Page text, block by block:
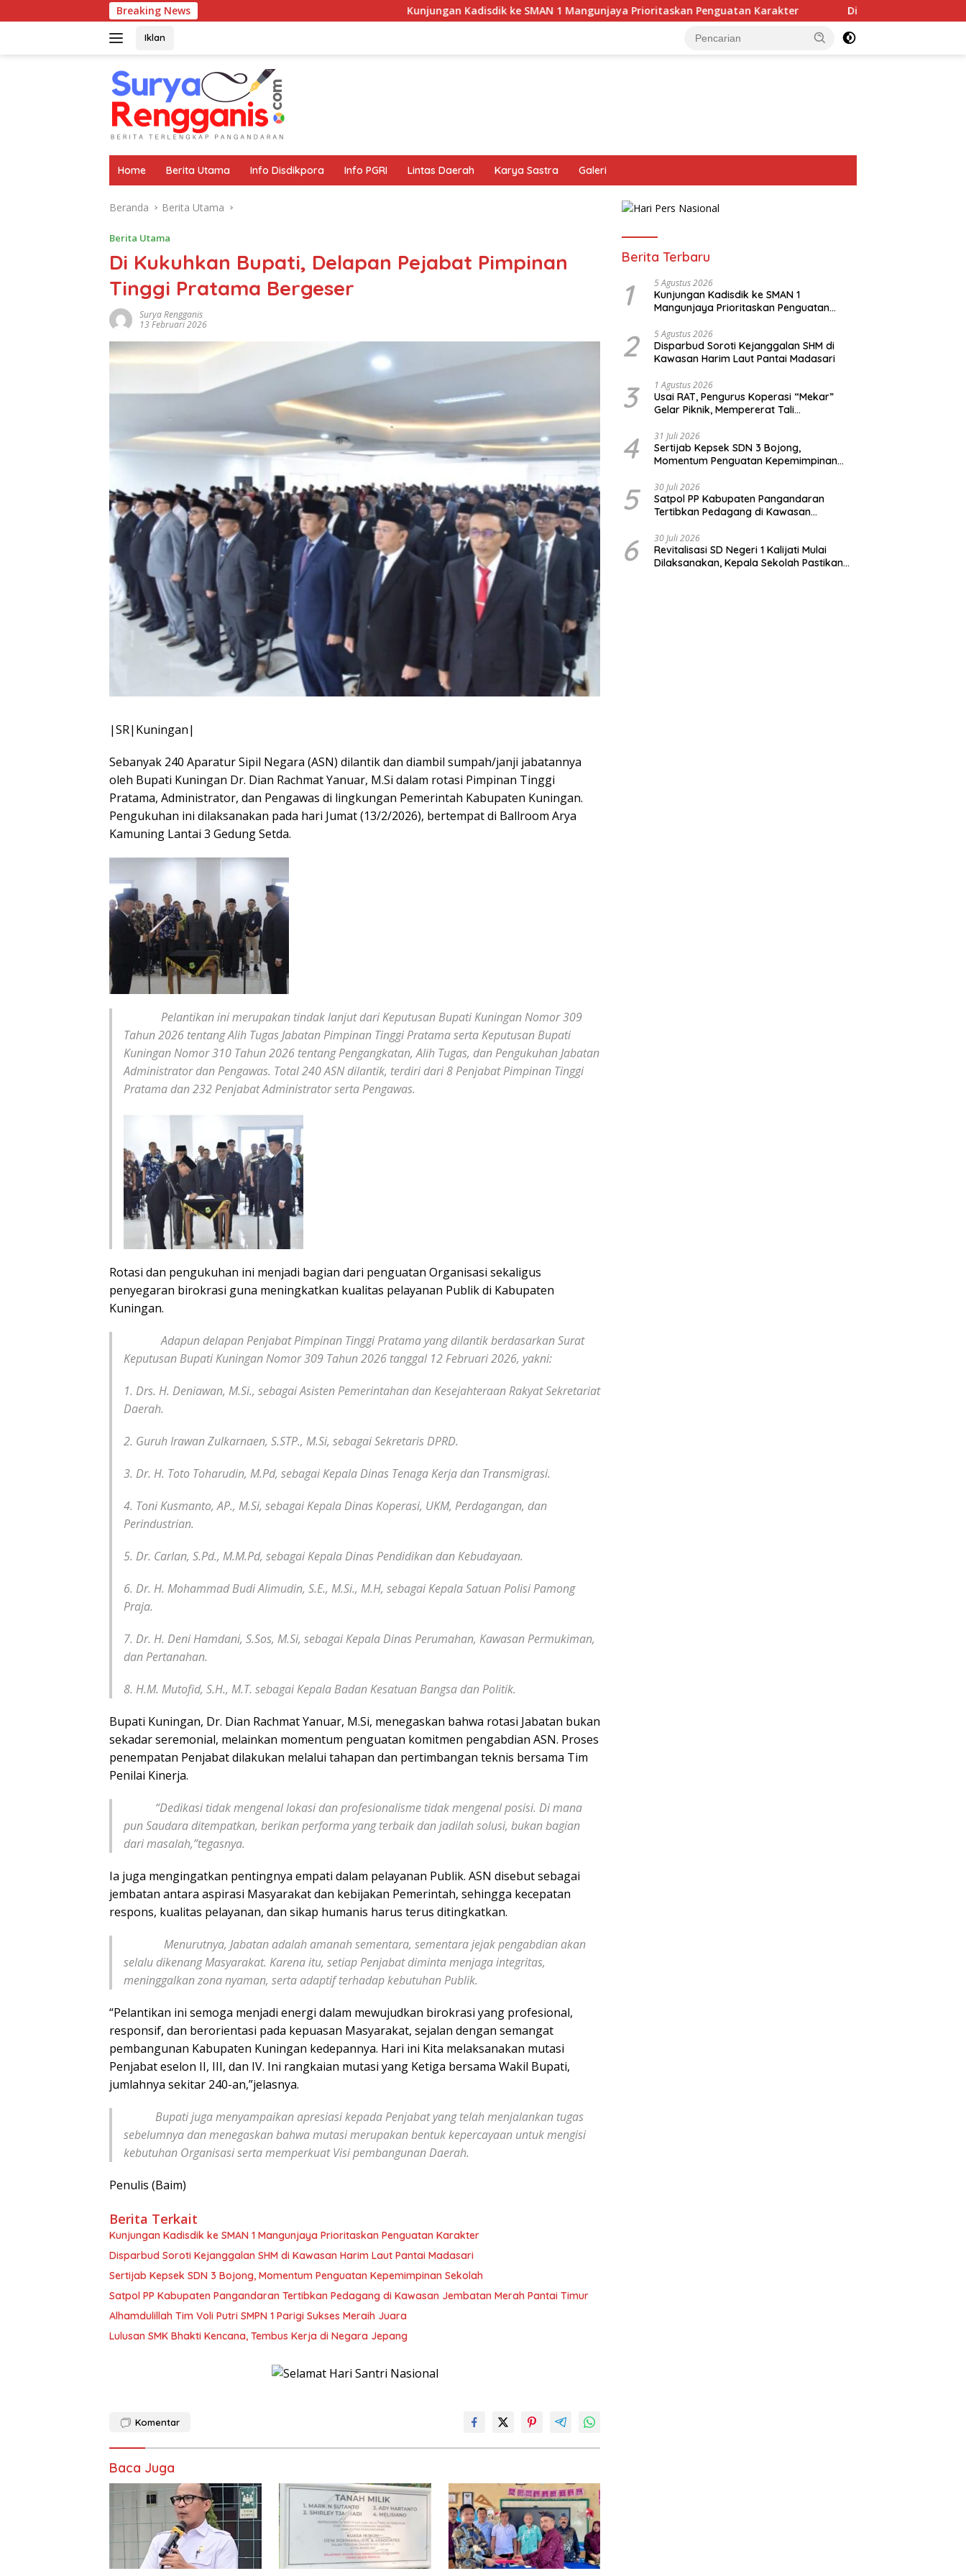
ke
Breaking News Kunjungan Kadisdik ke SMAN 1 Mangunjaya Prioritaskan Penguatan Karakter Disparbud Soroti Kejanggalan SHM di
Iklan
Home Berita Utama Info Disdikpora Info PGRI Lintas Daerah Karya Sastra Galeri
Beranda Berita Utama
Berita Utama
Di Kukuhkan Bupati, Delapan Pejabat Pimpinan
Tinggi Pratama Bergeser
Surya Rengganis
13 Februari 2026
|SR|Kuningan|
Sebanyak 240 Aparatur Sipil Negara (ASN) dilantik dan diambil sumpah/janji jabatannya
oleh Bupati Kuningan Dr. Dian Rachmat Yanuar, M.Si dalam rotasi Pimpinan Tinggi
Pratama, Administrator, dan Pengawas di lingkungan Pemerintah Kabupaten Kuningan.
Pengukuhan ini dilaksanakan pada hari Jumat (13/2/2026), bertempat di Ballroom Arya
Kamuning Lantai 3 Gedung Setda.
Pelantikan ini merupakan tindak lanjut dari Keputusan Bupati Kuningan Nomor 309
Tahun 2026 tentang Alih Tugas Jabatan Pimpinan Tinggi Pratama serta Keputusan Bupati
Kuningan Nomor 310 Tahun 2026 tentang Pengangkatan, Alih Tugas, dan Pengukuhan Jabatan
Administrator dan Pengawas. Total 240 ASN dilantik, terdiri dari 8 Penjabat Pimpinan Tinggi
Pratama dan 232 Penjabat Administrator serta Pengawas.
Rotasi dan pengukuhan ini menjadi bagian dari penguatan Organisasi sekaligus
penyegaran birokrasi guna meningkatkan kualitas pelayanan Publik di Kabupaten
Kuningan.
Adapun delapan Penjabat Pimpinan Tinggi Pratama yang dilantik berdasarkan Surat
Keputusan Bupati Kuningan Nomor 309 Tahun 2026 tanggal 12 Februari 2026, yakni:
1. Drs. H. Deniawan, M.Si., sebagai Asisten Pemerintahan dan Kesejahteraan Rakyat Sekretariat
Daerah.
2. Guruh Irawan Zulkarnaen, S.STP., M.Si, sebagai Sekretaris DPRD.
3. Dr. H. Toto Toharudin, M.Pd, sebagai Kepala Dinas Tenaga Kerja dan Transmigrasi.
4. Toni Kusmanto, AP., M.Si, sebagai Kepala Dinas Koperasi, UKM, Perdagangan, dan
Perindustrian.
5. Dr. Carlan, S.Pd., M.M.Pd, sebagai Kepala Dinas Pendidikan dan Kebudayaan.
6. Dr. H. Mohammad Budi Alimudin, S.E., M.Si., M.H, sebagai Kepala Satuan Polisi Pamong
Praja.
7. Dr. H. Deni Hamdani, S.Sos, M.Si, sebagai Kepala Dinas Perumahan, Kawasan Permukiman,
dan Pertanahan.
8. H.M. Mutofid, S.H., M.T. sebagai Kepala Badan Kesatuan Bangsa dan Politik.
Bupati Kuningan, Dr. Dian Rachmat Yanuar, M.Si, menegaskan bahwa rotasi Jabatan bukan
sekadar seremonial, melainkan momentum penguatan komitmen pengabdian ASN. Proses
penempatan Penjabat dilakukan melalui tahapan dan pertimbangan teknis bersama Tim
Penilai Kinerja.
“Dedikasi tidak mengenal lokasi dan profesionalisme tidak mengenal posisi. Di mana
pun Saudara ditempatkan, berikan performa yang terbaik dan jadilah solusi, bukan bagian
dari masalah,”tegasnya.
Ia juga mengingatkan pentingnya empati dalam pelayanan Publik. ASN disebut sebagai
jembatan antara aspirasi Masyarakat dan kebijakan Pemerintah, sehingga kecepatan
respons, kualitas pelayanan, dan sikap humanis harus terus ditingkatkan.
Menurutnya, Jabatan adalah amanah sementara, sementara jejak pengabdian akan
selalu dikenang Masyarakat. Karena itu, setiap Penjabat diminta menjaga integritas,
meninggalkan zona nyaman, serta adaptif terhadap kebutuhan Publik.
“Pelantikan ini semoga menjadi energi dalam mewujudkan birokrasi yang profesional,
responsif, dan berorientasi pada kepuasan Masyarakat, sejalan dengan semangat
pembangunan Kabupaten Kuningan kedepannya. Hari ini Kita melaksanakan mutasi
Penjabat eselon II, III, dan IV. Ini rangkaian mutasi yang Ketiga bersama Wakil Bupati,
jumlahnya sekitar 240-an,”jelasnya.
Bupati juga menyampaikan apresiasi kepada Penjabat yang telah menjalankan tugas
sebelumnya dan menegaskan bahwa mutasi merupakan bentuk kepercayaan untuk mengisi
kebutuhan Organisasi serta memperkuat Visi pembangunan Daerah.
Penulis (Baim)
Berita Terkait
Kunjungan Kadisdik ke SMAN 1 Mangunjaya Prioritaskan Penguatan Karakter
Disparbud Soroti Kejanggalan SHM di Kawasan Harim Laut Pantai Madasari
Sertijab Kepsek SDN 3 Bojong, Momentum Penguatan Kepemimpinan Sekolah
Satpol PP Kabupaten Pangandaran Tertibkan Pedagang di Kawasan Jembatan Merah Pantai Timur
Alhamdulillah Tim Voli Putri SMPN 1 Parigi Sukses Meraih Juara
Lulusan SMK Bhakti Kencana, Tembus Kerja di Negara Jepang
Komentar
Baca Juga
Berita Terbaru
1 5 Agustus 2026
Kunjungan Kadisdik ke SMAN 1
Mangunjaya Prioritaskan Penguatan
2 5 Agustus 2026
Disparbud Soroti Kejanggalan SHM di
Kawasan Harim Laut Pantai Madasari
3 1 Agustus 2026
Usai RAT, Pengurus Koperasi “Mekar”
Gelar Piknik, Mempererat Tali
4 31 Juli 2026
Sertijab Kepsek SDN 3 Bojong,
Momentum Penguatan Kepemimpinan
5 30 Juli 2026
Satpol PP Kabupaten Pangandaran
Tertibkan Pedagang di Kawasan
6 30 Juli 2026
Revitalisasi SD Negeri 1 Kalijati Mulai
Dilaksanakan, Kepala Sekolah Pastikan